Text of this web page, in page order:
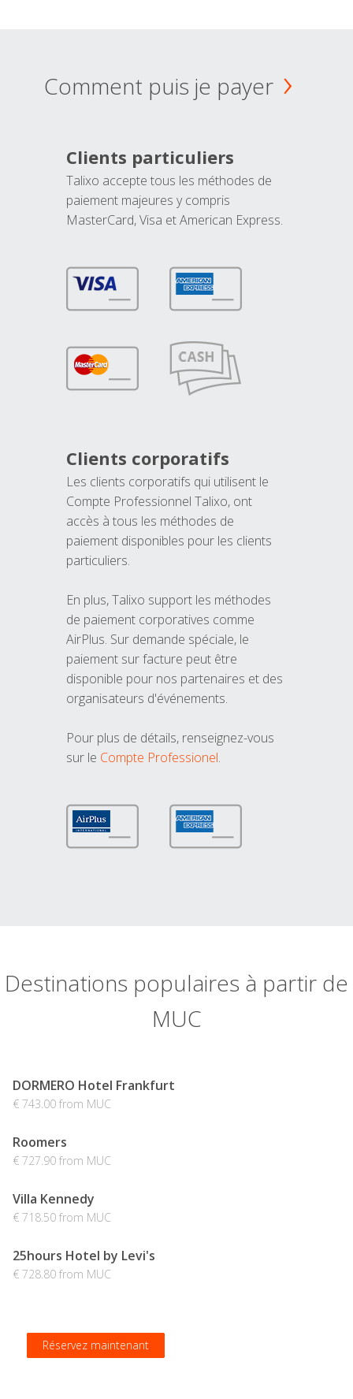
Comment puis je payer
Clients particuliers
Talixo accepte tous les méthodes de
paiement majeures y compris
MasterCard, Visa et American Express.
Clients corporatifs
Les clients corporatifs qui utilisent le
Compte Professionnel Talixo, ont
accès à tous les méthodes de
paiement disponibles pour les clients
particuliers.
En plus, Talixo support les méthodes
de paiement corporatives comme
AirPlus. Sur demande spéciale, le
paiement sur facture peut être
disponible pour nos partenaires et des
organisateurs d'événements.
Pour plus de détails, renseignez-vous
sur le Compte Professionel.
Destinations populaires à partir de
MUC
DORMERO Hotel Frankfurt
€ 743.00 from MUC
Réservez maintenant
Roomers
€ 727.90 from MUC
Réservez maintenant
Villa Kennedy
€ 718.50 from MUC
Réservez maintenant
25hours Hotel by Levi's
€ 728.80 from MUC
Réservez maintenant